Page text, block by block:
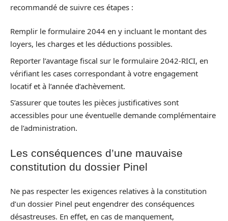
recommandé de suivre ces étapes :
Remplir le formulaire 2044 en y incluant le montant des
loyers, les charges et les déductions possibles.
Reporter l’avantage fiscal sur le formulaire 2042-RICI, en
vérifiant les cases correspondant à votre engagement
locatif et à l’année d’achèvement.
S’assurer que toutes les pièces justificatives sont
accessibles pour une éventuelle demande complémentaire
de l’administration.
Les conséquences d’une mauvaise
constitution du dossier Pinel
Ne pas respecter les exigences relatives à la constitution
d’un dossier Pinel peut engendrer des conséquences
désastreuses. En effet, en cas de manquement,